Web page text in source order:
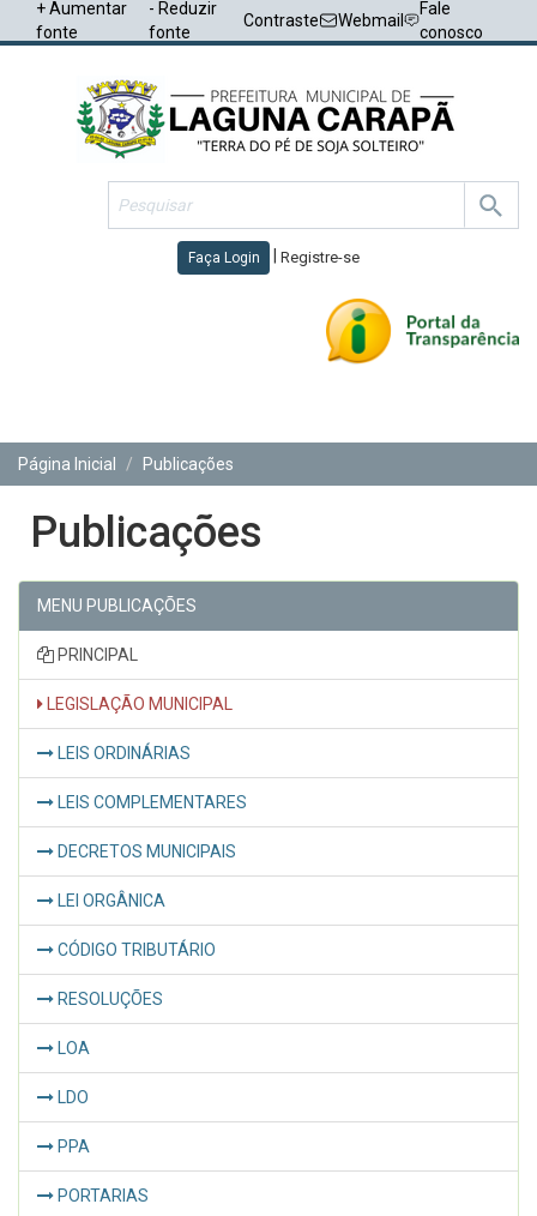
+ Aumentar
fonte
- Reduzir
fonte
Contraste Webmail
Fale
conosco
Faça Login Registre-se
Página Inicial
Publicações
Publicações
MENU PUBLICAÇÕES
PRINCIPAL
LEGISLAÇÃO MUNICIPAL
LEIS ORDINÁRIAS
LEIS COMPLEMENTARES
DECRETOS MUNICIPAIS
LEI ORGÂNICA
CÓDIGO TRIBUTÁRIO
RESOLUÇÕES
LOA
LDO
PPA
PORTARIAS